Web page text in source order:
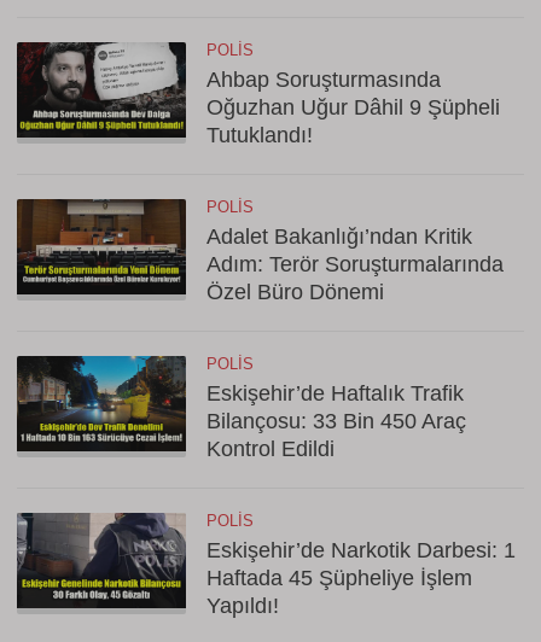
POLIS
Ahbap Soruşturmasında
Oğuzhan Uğur Dâhil 9 Şüpheli
Tutuklandı!
POLIS
Adalet Bakanlığı’ndan Kritik
Adım: Terör Soruşturmalarında
Özel Büro Dönemi
POLIS
Eskişehir’de Haftalık Trafik
Bilançosu: 33 Bin 450 Araç
Kontrol Edildi
POLIS
Eskişehir’de Narkotik Darbesi: 1
Haftada 45 Şüpheliye İşlem
Yapıldı!